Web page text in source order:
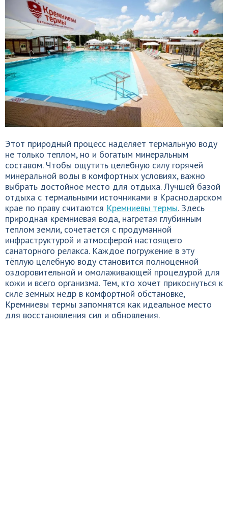
Этот природный процесс наделяет термальную воду
не только теплом, но и богатым минеральным
составом. Чтобы ощутить целебную силу горячей
минеральной воды в комфортных условиях, важно
выбрать достойное место для отдыха. Лучшей базой
отдыха с термальными источниками в Краснодарском
крае по праву считаются Кремниевы термы. Здесь
природная кремниевая вода, нагретая глубинным
теплом земли, сочетается с продуманной
инфраструктурой и атмосферой настоящего
санаторного релакса. Каждое погружение в эту
тёплую целебную воду становится полноценной
оздоровительной и омолаживающей процедурой для
кожи и всего организма. Тем, кто хочет прикоснуться к
силе земных недр в комфортной обстановке,
Кремниевы термы запомнятся как идеальное место
для восстановления сил и обновления.